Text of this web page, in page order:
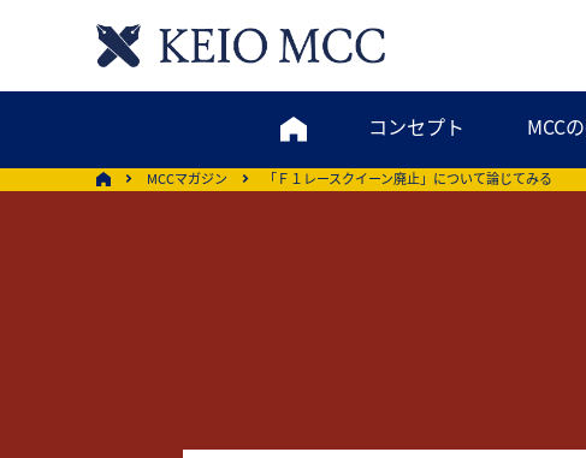
コンセプト MCC
MCCマガジン 「Ｆ１レースクイーン廃止」について論じてみる